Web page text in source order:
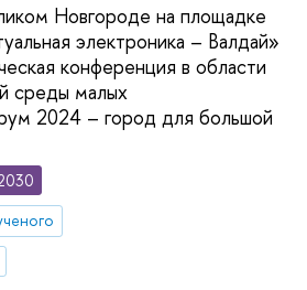
Новгороде на площадке
электроника – Валдай»
конференция в области
среды малых
2024 – город для большой